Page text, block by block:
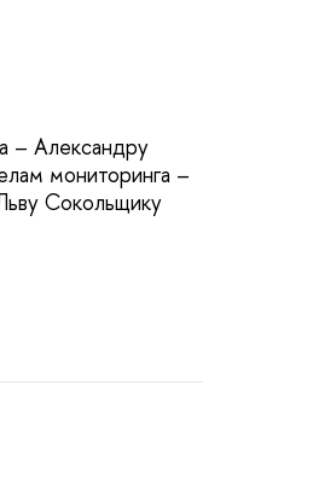
– Александру
мониторинга –
Сокольщику